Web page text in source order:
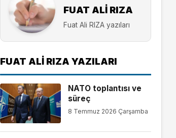
FUAT ALI RIZA
Fuat Ali RIZA yazıları
FUAT ALI RIZA YAZILARI
NATO toplantısı ve
süreç
8 Temmuz 2026 Çarşamba